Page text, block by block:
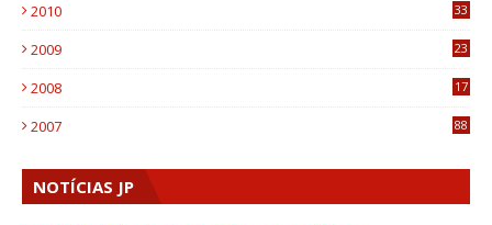
2010
33
2009
23
2008
17
2007 88
NOTÍCIAS JP